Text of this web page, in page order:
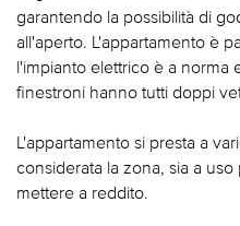
garantendo la possibilità di
all'aperto. L'appartamento è
l'impianto elettrico è a norma
finestroni hanno tutti doppi
L'appartamento si presta a
considerata la zona, sia a
mettere a reddito.